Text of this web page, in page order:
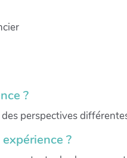
?
perspectives
?